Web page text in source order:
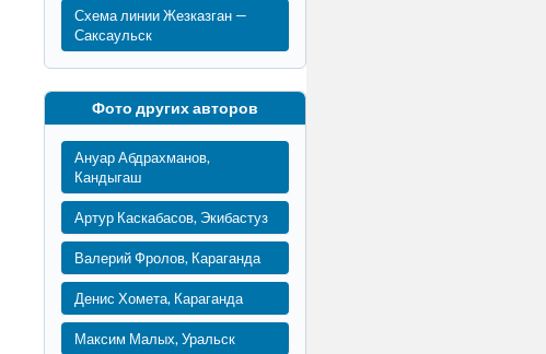
Схема линии Жезказган —
Саксаульск
Фото других авторов
Ануар Абдрахманов,
Кандыгаш
Артур Каскабасов, Экибастуз
Валерий Фролов, Караганда
Денис Хомета, Караганда
Максим Малых, Уральск